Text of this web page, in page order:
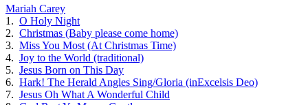
Mariah Carey
1. O Holy Night
2. Christmas (Baby please come home)
3. Miss You Most (At Christmas Time)
4. Joy to the World (traditional)
5. Jesus Born on This Day
6. Hark! The Herald Angles Sing/Gloria (inExcelsis Deo)
7. Jesus Oh What A Wonderful Child